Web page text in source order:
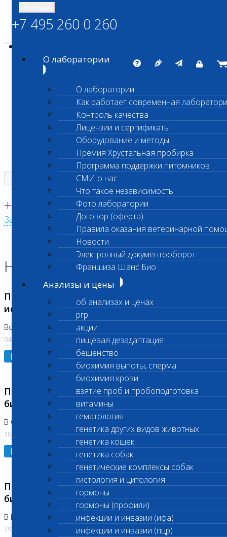
ШАНС БИО
Независимая ветеринарная лаборатория
Единая круглосуточная справочная
+7 495 260 0 260
Заказать звонок с сайта
+7 495 260 0 260
О лаборатории
О лаборатории
Как работает современная
Контроль качества
Лицензии и сертификаты
Оборудование и методы
Премия Хрустальная пробирка
Программа поддержки питомников
СМИ о нас
Что такое независимость
Фото лаборатории
Договор (оферта)
Правила оказания ветеринарной
Новости
Электронный документооборот
Франшиза Шанс Био
Анализы и цены
об анализах и ценах
prp
акции
пищевая дезадаптация
бешенство
биохимия выпоты, сперма
биохимия крови
взятие проб и пробоподготовка
витамины
гематология
генетика других видов животных
генетика кошек
генетика собак
генетические комплексы собак
гистология и цитология
гормоны
гормоны (профили)
инфекции и инвазии (ифа)
инфекции и инвазии (пцр)
Главная страница
Новости лаборатории
Приостановка срочных биохимических
исследований
Во Владыкино
04.08.2026
Подробнее
Приостановлено выполнение срочных
биохимических исследований
В Сколково. Код (123,309,310)
30.07.2026
Подробнее
Приостановлено выполнение срочных
биохимических исследований
В Бутово 29.07.26
29.07.2026